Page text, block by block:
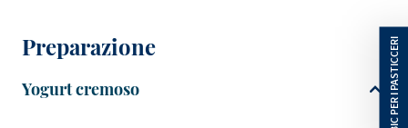
Preparazione
Yogurt cremoso